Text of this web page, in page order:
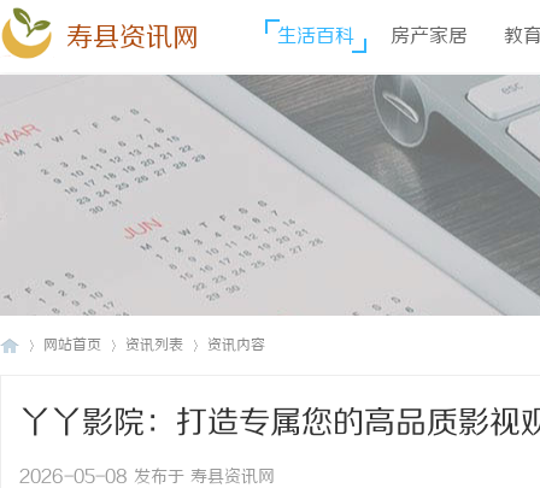
寿县资讯网 生活百科 房产家居 教
网站首页 资讯列表 资讯内容
丫丫影院：打造专属您的高品质影视
2026-05-08 发布于 寿县资讯网